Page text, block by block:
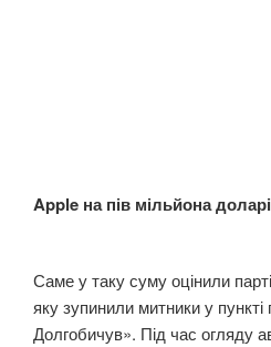
Apple на пів мільйона
Саме у таку суму оцінили
яку зупинили митники у пункті
Долгобичув». Під час огляду